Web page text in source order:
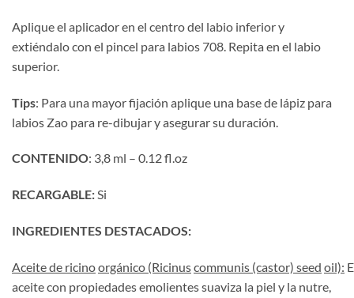
Aplique el aplicador en el centro del labio inferior y
extiéndalo con el pincel para labios 708. Repita en el labio
superior.
Tips: Para una mayor fijación aplique una base de lápiz para
labios Zao para re-dibujar y asegurar su duración.
CONTENIDO: 3,8 ml – 0.12 fl.oz
RECARGABLE:Si
INGREDIENTES DESTACADOS:
Aceite de ricinoorgánico (Ricinuscommunis (castor) seed oil):
aceite con propiedades emolientes suaviza la piel y la nutre,